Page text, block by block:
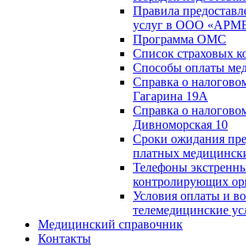
Правила
услуг в ООО
Программа ОМС
Список страховых
Способы оплаты
Справка о
Гагарина 19А
Справка о
Дивноморская 10
Сроки ожидания
платных
Телефоны
контролирующих
Условия оплаты и
телемедицинские
Медицинский справочник
Контакты